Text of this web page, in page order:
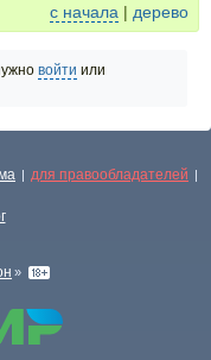
с начала | дерево
войти или
| для правообладателей |
»